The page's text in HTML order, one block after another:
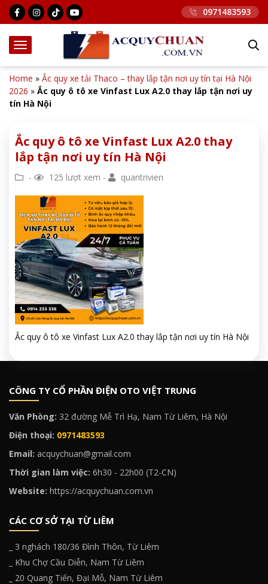
0971483593
Home » Ắc quy xe tải Thaco – thay lắp tận nơi uy tín tại Hà Nội
2026 » Ắc quy ô tô xe Vinfast Lux A2.0 thay lắp tận nơi uy
tín Hà Nội
Ắc quy ô tô xe Vinfast Lux A2.0 thay
lắp tận nơi uy tín Hà Nội
- 125 lượt xem - quantrivien
Ắc quy ô tô xe Vinfast Lux A2.0 thay lắp tận nơi uy tín Hà Nội
CÔNG TY CỔ PHẦN ĐIỆN OTO VIỆT TRUNG
Văn Phòng: 32 đường Mễ Trì Hạ, Nam Từ Liêm, Hà Nội
Điện thoại: 0971483593
Email: acquychuan@gmail.com
Thời gian làm việc: 6h30 - 22h00 (T2-CN)
Website: https://acquychuan.com.vn
CÁC CƠ SỞ TẠI TỪ LIÊM
_ 3 nghách 180/36 Đình Thôn, Từ Liêm
_ Khu Chợ Cầu Diễn, Nam Từ Liêm
_ 20 Quang Tiến, Đại Mỗ, Nam Từ Liêm